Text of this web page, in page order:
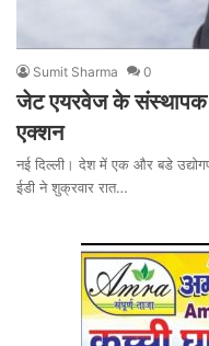
Sumit Sharma 0
जेट एयरवेज के संस्थापक
एक्शन
नई दिल्ली। देश में एक और बडे
ईडी ने शुक्रवार रात…